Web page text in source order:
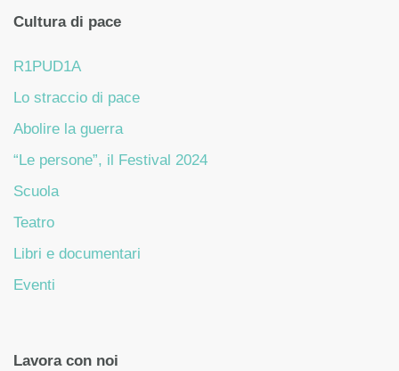
Cultura di pace
R1PUD1A
Lo straccio di pace
Abolire la guerra
“Le persone”, il Festival 2024
Scuola
Teatro
Libri e documentari
Eventi
Lavora con noi